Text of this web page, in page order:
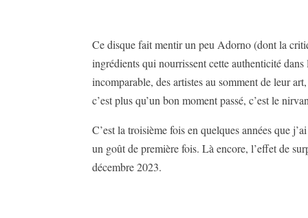
Ce disque fait mentir un peu Adorno (dont la
ingrédients qui nourrissent cette authenticité
incomparable, des artistes au somment de leur
c’est plus qu’un bon moment passé, c’est le
C’est la troisième fois en quelques années que
un goût de première fois. Là encore, l’effet de
décembre 2023.